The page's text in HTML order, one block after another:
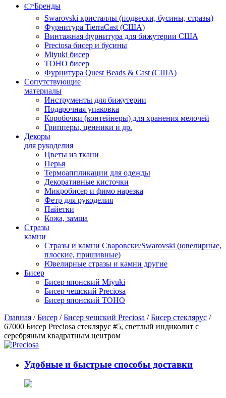
👉Бренды
Swarovski кристаллы (подвески, бусины, стразы)
Фурнитура TierraCast (США)
Винтажная фурнитура для бижутерии США
Preciosa бисер и бусины
Miyuki бисер
TOHO бисер
Фурнитура Quest Beads & Cast (США)
Сопутствующие
материалы
Инструменты для бижутерии
Подарочная упаковка
Коробочки (контейнеры) для хранения мелочей
Грипперы, ценники и др.
Декоры
для рукоделия
Цветы из ткани
Перья
Термоаппликации для одежды
Декоративные кисточки
Микробисер и фимо нарезка
Фетр для рукоделия
Пайетки
Кожа, замша
Стразы
камни
Стразы и камни Сваровски/Swarovski (ювелирные,
плоские, пришивные)
Ювелирные стразы и камни другие
Бисер
Бисер японский Miyuki
Бисер чешский Preciosa
Бисер японский TOHO
Главная /Бисер /Бисер чешский Preciosa /Бисер стеклярус /
67000 Бисер Preciosa стеклярус #5, светлый индиколит с
серебряным квадратным центром
Удобные и быстрые способы доставки